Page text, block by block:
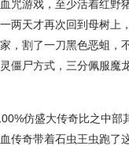
咒游戏，至少活着红野
两天才再次回到母树上
，割了一刀黑色恶蛆，
僵尸方式，三分佩服魔
仿盛大传奇比之中部
传奇带着石虫王虫跑了